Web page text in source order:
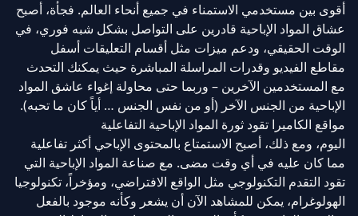
أقوى بين مستخدمي الاستمناء في جميع أنحاء العالم. فجأة، أصبح
عشاق المواد الإباحية قادرين على التواصل بشكل شبه فوري، في
الوقت الحقيقي، ودعم ميزات مثل أقسام التعليقات أسفل
مقاطع الفيديو وقدرات المراسلة المباشرة حيث يمكنك التحدث
مع المستخدمين الآخرين – وربما حتى محاولة إغواء عاشق المواد
الإباحية من الجنس الآخر (أو من نفس الجنس … أياً كان ما تحبه).
مواقع الكاميرا تقود ثورة المواد الإباحية التفاعلية
اليوم، ومع ذلك، أصبح الاستمتاع بالمحتوى الإباحي أكثر تفاعلية
مما كان عليه في أي وقت مضى. مع صناعة المواد الإباحية التي
تقود التقدم التكنولوجي مثل الواقع الافتراضي، ومؤخراً، تكنولوجيا
الهولوغرام، يمكن للمشاهد الآن أن يشعر وكأنه موجود بالفعل